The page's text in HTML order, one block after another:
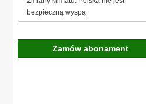
bezpieczną wyspą
Zamów abonament